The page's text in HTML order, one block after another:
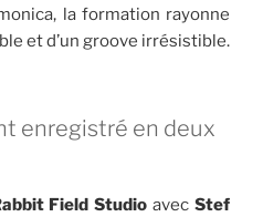
la formation rayonne
et d’un groove irrésistible.
enregistré en deux
Field Studio avec Stef